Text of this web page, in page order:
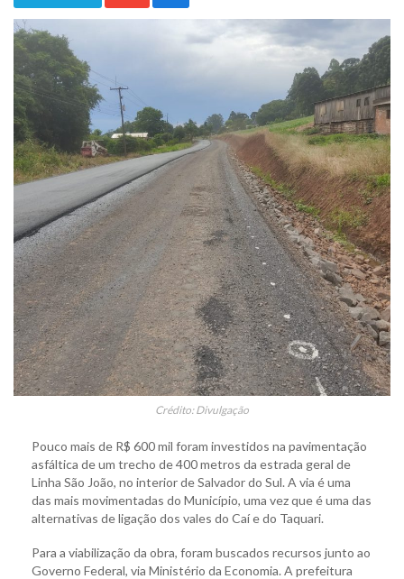
Crédito: Divulgação
Pouco mais de R$ 600 mil foram investidos na pavimentação
asfáltica de um trecho de 400 metros da estrada geral de
Linha São João, no interior de Salvador do Sul. A via é uma
das mais movimentadas do Município, uma vez que é uma das
alternativas de ligação dos vales do Caí e do Taquari.
Para a viabilização da obra, foram buscados recursos junto ao
Governo Federal, via Ministério da Economia. A prefeitura